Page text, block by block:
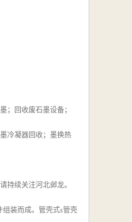
；回收废石墨设备；
冷凝器回收；墨换热
持续关注河北邺龙。
装而成。管壳式s管壳